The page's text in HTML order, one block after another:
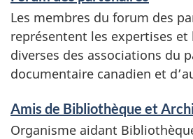
s
n
t
Les membres du forum des
représentent les expertises et
diverses des associations du
documentaire canadien et
Amis de Bibliothèque et
Organisme aidant